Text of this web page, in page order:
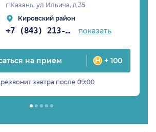
г Казань, ул Ильича, д 35
Кировский район
+7 (843) 213-05-89 показать
на прием + 100
завтра после 09:00